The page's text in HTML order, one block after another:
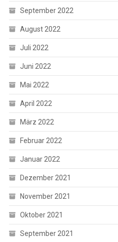
September 2022
August 2022
Juli 2022
Juni 2022
Mai 2022
April 2022
März 2022
Februar 2022
Januar 2022
Dezember 2021
November 2021
Oktober 2021
September 2021